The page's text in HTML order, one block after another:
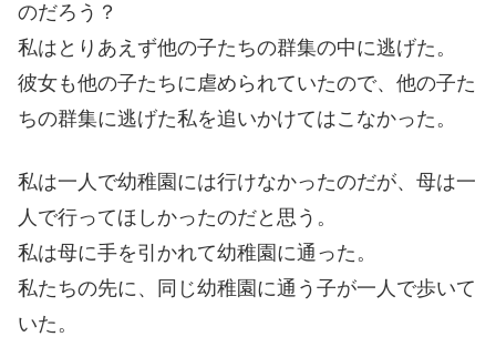
のだろう？
私はとりあえず他の子たちの群集の中に逃げた。
彼女も他の子たちに虐められていたので、他の子た
ちの群集に逃げた私を追いかけてはこなかった。
私は一人で幼稚園には行けなかったのだが、母は一
人で行ってほしかったのだと思う。
私は母に手を引かれて幼稚園に通った。
私たちの先に、同じ幼稚園に通う子が一人で歩いて
いた。